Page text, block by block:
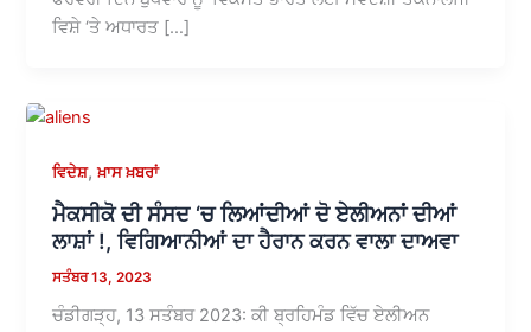
ਵਿਸ਼ੇ ‘ਤੇ ਅਧਾਰਤ […]
ਵਿਦੇਸ਼,ਖ਼ਾਸ ਖ਼ਬਰਾਂ
ਮੈਕਸੀਕੋ ਦੀ ਸੰਸਦ ‘ਚ ਲਿਆਂਦੀਆਂ ਦੋ ਏਲੀਅਨਾਂ ਦੀਆਂ
ਲਾਸ਼ਾਂ !, ਵਿਗਿਆਨੀਆਂ ਦਾ ਹੈਰਾਨ ਕਰਨ ਵਾਲਾ ਦਾਅਵਾ
ਸਤੰਬਰ 13, 2023
ਚੰਡੀਗੜ੍ਹ, 13 ਸਤੰਬਰ 2023: ਕੀ ਬ੍ਰਹਿਮੰਡ ਵਿੱਚ ਏਲੀਅਨ